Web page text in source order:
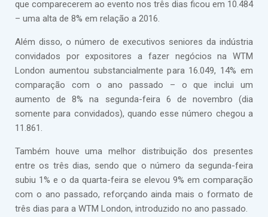
que comparecerem ao evento nos três dias ficou em 10.484
– uma alta de 8% em relação a 2016.
Além disso, o número de executivos seniores da indústria
convidados por expositores a fazer negócios na WTM
London aumentou substancialmente para 16.049, 14% em
comparação com o ano passado – o que inclui um
aumento de 8% na segunda-feira 6 de novembro (dia
somente para convidados), quando esse número chegou a
11.861.
Também houve uma melhor distribuição dos presentes
entre os três dias, sendo que o número da segunda-feira
subiu 1% e o da quarta-feira se elevou 9% em comparação
com o ano passado, reforçando ainda mais o formato de
três dias para a WTM London, introduzido no ano passado.